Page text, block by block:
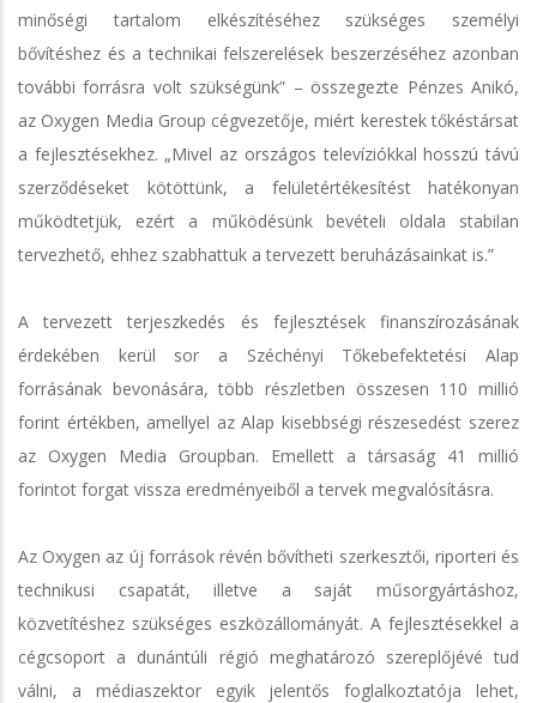
minőségi tartalom elkészítéséhez szükséges személyi
bővítéshez és a technikai felszerelések beszerzéséhez azonban
további forrásra volt szükségünk” – összegezte Pénzes Anikó,
az Oxygen Media Group cégvezetője, miért kerestek tőkéstársat
a fejlesztésekhez. „Mivel az országos televíziókkal hosszú távú
szerződéseket kötöttünk, a felületértékesítést hatékonyan
működtetjük, ezért a működésünk bevételi oldala stabilan
tervezhető, ehhez szabhattuk a tervezett beruházásainkat is.”
A tervezett terjeszkedés és fejlesztések finanszírozásának
érdekében kerül sor a Széchényi Tőkebefektetési Alap
forrásának bevonására, több részletben összesen 110 millió
forint értékben, amellyel az Alap kisebbségi részesedést szerez
az Oxygen Media Groupban. Emellett a társaság 41 millió
forintot forgat vissza eredményeiből a tervek megvalósításra.
Az Oxygen az új források révén bővítheti szerkesztői, riporteri és
technikusi csapatát, illetve a saját műsorgyártáshoz,
közvetítéshez szükséges eszközállományát. A fejlesztésekkel a
cégcsoport a dunántúli régió meghatározó szereplőjévé tud
válni, a médiaszektor egyik jelentős foglalkoztatója lehet,